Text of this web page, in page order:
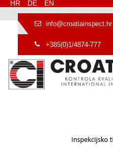
HR DE EN
info@croatiainspect.hr
+385(0)1/4874-777